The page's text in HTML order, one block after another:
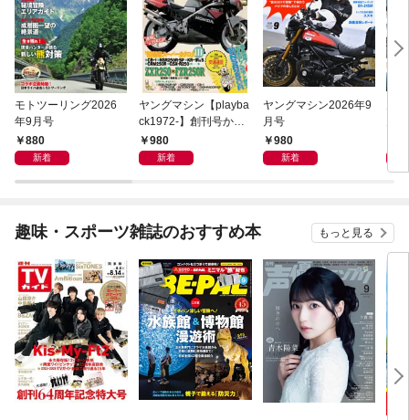
モトツーリング2026
年9月号
880
新着
ヤングマシン【playba
ck1972-】創刊号から
振り返る昭和～平成の
熱き時代 1989年5月号
980
新着
ヤングマシン2026年9
月号
980
新着
趣味・スポーツ雑誌のおすすめ本 もっと見る